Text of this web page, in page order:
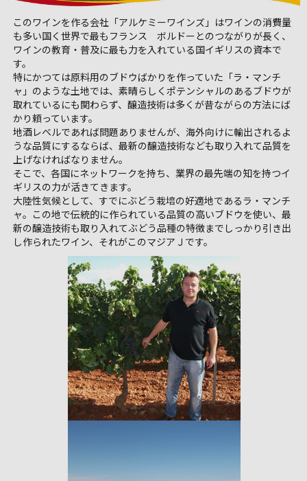
このワインを作る会社「アルケミーワインズ」はワインの消費量
も多い国く世界で最もフランス ボルドーとのつながりが長く、
ワインの教育・普及に最も力を入れている国イギリスの資本で
す。
特にかつては原料用のブドウばかりを作っていた「ラ・マンチ
ャ」のような土地では、素晴らしくポテンシャルのあるブドウが
取れているにも関わらず、醸造技術は多くが昔ながらの方法にば
かり頼っています。
地酒レベルであれば問題ありませんが、海外向けに輸出されるよ
うな品質にするならば、最新の醸造技術なども取り入れて品質を
上げなければなりません。
そこで、各国にネットワークを持ち、業界の最先端の知を持つイ
ギリスの力が活きてきます。
大陸性気候として、すでにぶどう栽培の好適地であるラ・マンチ
ャ。この地で伝統的に作られている品質の高いブドウを使い、最
新の醸造技術も取り入れてぶどう品種の特徴までしっかり引き出
し作られたワイン、それがこのマジアＪです。